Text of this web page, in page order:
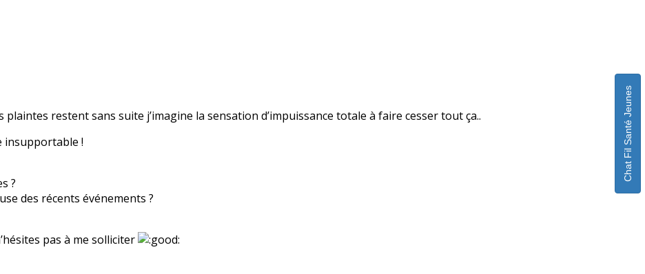
restent sans suite j’imagine la sensation d’impuissance totale à faire cesser tout ça..
insupportable !
?
des récents événements ?
pas à me solliciter
Chat Fil Santé Jeunes